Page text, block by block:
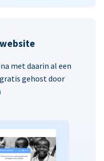
met daarin al een
gehost door